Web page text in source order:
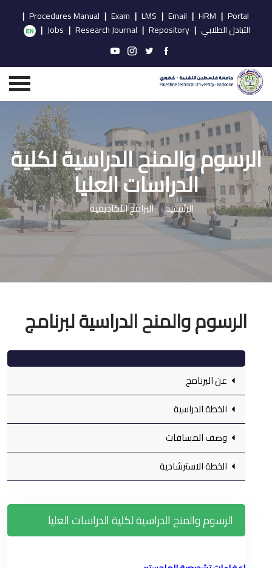
Portal
|
HRM
|
Email
|
LMS
|
Exam
|
Procedures Manual
|
التبادل الطلابي |
Repository
|
Research Journal
|
Jobs
|
الرسوم والمنح الدراسية لكلية
الدراسات العليا
الرئيسية البرامج الأكاديمية
الرسوم والمنح الدراسية لبرنامج
عن البرنامج
الخطة الدراسية
وصف المساقات
الخطة الاسترشادية
الرسوم والمنح الدراسية لكلية الدراسات العليا